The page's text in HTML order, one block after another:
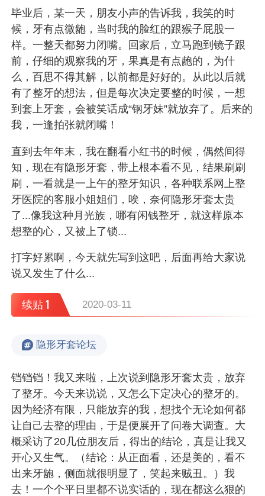
毕业后，某一天，朋友小声的告诉我，我笑的时
候，牙有点微龅，当时我的脸红的跟猴子屁股一
样。一整天都努力闭嘴。回家后，立马跑到镜子跟
前，仔细的观察我的牙，果真是有点龅的，为什
么，百思不得其解，以前都是好好的。从此以后就
有了整牙的想法，但是每次决定要整的时候，一想
到套上牙套，会被笑话成“钢牙妹”就放弃了。后来的
我，一逢拍张就闭嘴！
直到去年年末，我在翻看小红书的时候，偶然间得
知，现在有隐形牙套，带上根本看不见，结果刷刷
刷，一看就是一上午的整牙知识，各种联系网上整
牙医院的客服小姐姐们，唉，奈何隐形牙套太贵
了...像我这种月光族，哪有闲钱整牙，就这样原本
想整的心，又被上了锁...
打字好累啊，今天就先写到这吧，后面再给大家说
说又发生了什么...
续贴 1 2020-03-11
隐形牙套论坛
铛铛铛！我又来啦，上次说到隐形牙套太贵，放弃
了整牙。今天来说说，又怎么下定决心的整牙的。
因为经济有限，只能放弃的我，想找个无论如何都
让自己去整的理由，于是便展开了问卷大调查。大
概采访了20几位朋友后，得出的结论，真是让我又
开心又生气。（结论：从正面看，还是美的，看不
出来牙龅，侧面就很明显了，笑起来贼丑。）我
去！一个个平日里都不说实话的，现在都这么狠的